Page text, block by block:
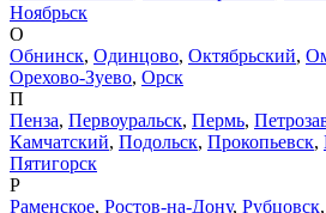
Ноябрьск
О
Обнинск, Одинцово, Октябрьский,
Орехово-Зуево, Орск
П
Пенза, Первоуральск, Пермь,
Камчатский, Подольск, Прокопьевск,
Пятигорск
Р
Раменское, Ростов-на-Дону, Рубцовск,